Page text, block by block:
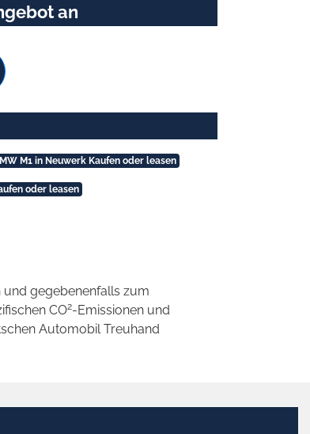
an
M1 in Neuwerk Kaufen oder leasen
oder leasen
und gegebenenfalls zum
CO2-Emissionen und
Automobil Treuhand